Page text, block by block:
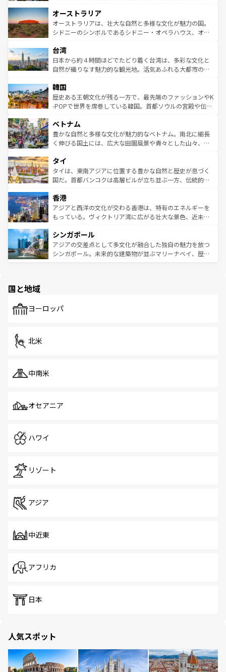
部のニューオーリンズでは、音楽と美食が融合した独特の
文化が魅力。旅行者はアメリカの各地域で異なる魅力を楽
しみながら、その多様性と豊かな歴史を感じることができ
ならではの贅沢な旅のスタイルだ。 なお、新着のアメリカ
情報はコンテンツ一覧を参照してほしい。
ワイ島は見逃せない。また、定番の観光地といえばオアフ
島だが、静かな自然を求めるならマウイ島やカウアイ島が
おすすめ。エメラルドグリーンに輝く海をはじめ、豊かな
れるおもてなしの心で訪れる人々を迎えてくれるハワイの
人々、おいしいローカルフードやハワイアンミュージッ
ク、伝統的なフラダンスなど、すべてがハワイの魅力を彩
ワイを、存分に味わってほしい。 なお、新着のハワイ情報
はコンテンツ一覧を参照してほしい。
オーストラリア
オーストラリアは、壮大な自然と多様な文化が魅力の国。
シドニーのシンボルであるシドニー・オペラハウス、オー
リアリーフや大陸中央部にそびえるウルル（エアーズロッ
ク）、タスマニアの美しい原生林やケアンズの熱帯雨林な
ど、見どころがたくさん。また、カフェやワイン、オージ
いる。アクティビティも充実しており、サーフィンやダイ
ビング、ハイキングなど、アウトドア好きにはたまらな
い。オーストラリアの多彩な魅力を存分に味わいつくそ
参照してほしい。
台湾
日本から約４時間ほどでたどり着く台湾は、多彩な文化と
自然が織りなす魅力的な観光地。活気あふれる大都市の台
ン）、静ひつな山岳地帯である台湾東部など、都市の喧騒
と山間の静けさが共存しており、訪れる人に新しい発見と
驚きをもたらしてくれる。また、奥深い台湾の食文化も魅
容にもいいと評判のスイーツなど、バラエティ豊かな料理
が味わえる。 なお、新着の台湾情報は コンテンツ一覧を参
照してほしい。
韓国
歴史ある王朝文化が残る一方で、最先端のファッションやK
-POPで世界を席巻している韓国。首都ソウルの宮殿や伝統
き、地方に足を延ばせば四季折々の自然美を楽しむことが
できる。そして、キムチや焼肉、絶品のストリートフード
まで、さまざまな韓国料理が待っている。夜には、韓国な
リティに包まれながら、韓国の多彩な魅力を心ゆくまで味
わってみてほしい。 なお、新着の韓国情報はコンテンツ一
覧を参照してほしい。
ベトナム
豊かな自然と多様な文化が魅力的なベトナム。南北に細長
く伸びる国土には、広大な田園風景や青々とした山々、世
急速な発展と共に伝統が息づく。ハノイの古い町並みやホ
ーチミン市のフランス統治時代の建物も、独特の雰囲気を
醸し出している。また、バラエティの豊かさとおいしさで
とつ。フォーやバインミー、ベトナムコーヒーなどは、ぜ
ひ現地で味わいたい。どの地域を訪れてもあたたかい人々
が旅行者を迎えてくれるので、きっと忘れられない旅にな
参照してほしい。
タイ
タイは、東南アジアに位置する豊かな自然と歴史が息づく
国だ。首都バンコクは高層ビルが立ち並ぶ一方、伝統的な
の活気が交差している。北部ではチェンマイなどの山岳地
帯で自然と触れ合い、南部ではプーケットやクラビの美し
いビーチでリゾート気分を楽しむことができる。タイ料理
激する。気候は一年中温暖で、どの季節にも異なる楽しみ
が待っている。親しみやすいタイの人々、仏教を中心とし
た文化、そして多様な観光資源が、訪れる旅人を魅了し続
香港
アジアと西洋の文化が交わる香港は、特有のエネルギーを
もっている。ヴィクトリア湾に広がる壮大な景色、近未来
み、どこを訪れても感動するはず。観光スポットが密集し
ており、効率よく見どころを回れるのも魅力。息をのむよ
うな絶景から文化的な体験まで、香港を存分に楽しみ尽く
シンガポール
アジアの交差点として多文化が融合した独自の魅力を放つ
シンガポール。未来的な建築物が並ぶマリーナベイ、歴史
で、ホーカーズは地元の風情を楽しめる外せないスポット
国と地域
ヨーロッパ
北米
中南米
オセアニア
ハワイ
リゾート
アジア
中近東
アフリカ
日本
人気スポット